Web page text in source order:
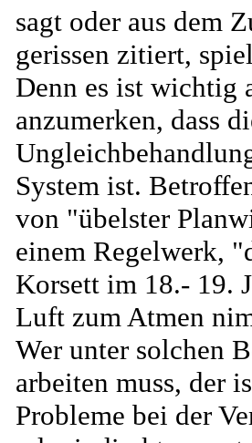
sagt oder aus dem
gerissen zitiert,
Denn es ist wichtig
anzumerken, dass
System ist.
von "übelster
einem Regelwerk,
Korsett im 18.- 19.
Luft zum Atmen
Wer unter solchen
arbeiten muss, der
Probleme bei der